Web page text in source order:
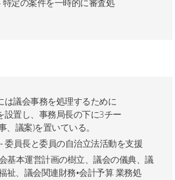
特定の案件を一時的に審査処
は議会事務を処理するために
設置し、事務局長の下に3チー
、議案)を置いている。
員長と委員の自治立法活動を支援
基本運営計画の樹立、議会の儀典、議
祉、議会関連財務•会計予算 業務処